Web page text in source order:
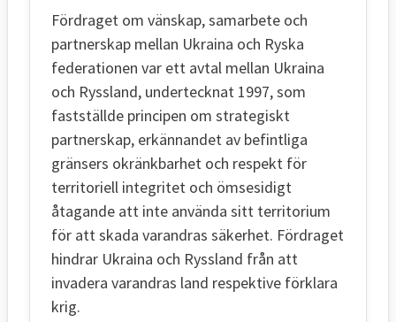
Fördraget om vänskap, samarbete och
partnerskap mellan Ukraina och Ryska
federationen var ett avtal mellan Ukraina
och Ryssland, undertecknat 1997, som
fastställde principen om strategiskt
partnerskap, erkännandet av befintliga
gränsers okränkbarhet och respekt för
territoriell integritet och ömsesidigt
åtagande att inte använda sitt territorium
för att skada varandras säkerhet. Fördraget
hindrar Ukraina och Ryssland från att
invadera varandras land respektive förklara
krig.